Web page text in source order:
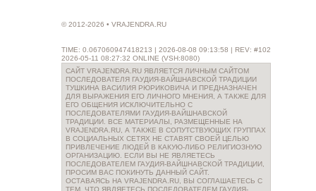
© 2012-2026 • VRAJENDRA.RU
TIME: 0.067060947418213 | 2026-08-08 09:13:58 | REV: #102
2026-05-11 08:27:32 ONLINE (VSH:8080)
САЙТ VRAJENDRA.RU ЯВЛЯЕТСЯ ЛИЧНЫМ САЙТОМ
ПОСЛЕДОВАТЕЛЯ ГАУДИЯ-ВАЙШНАВСКОЙ ТРАДИЦИИ
ТУШКИНА ВАСИЛИЯ РЮРИКОВИЧА И ПРЕДНАЗНАЧЕН
ДЛЯ ВЫРАЖЕНИЯ ЕГО ЛИЧНОГО МНЕНИЯ, А ТАКЖЕ ДЛЯ
ЕГО ОБЩЕНИЯ ИСКЛЮЧИТЕЛЬНО С
ПОСЛЕДОВАТЕЛЯМИ ГАУДИЯ-ВАЙШНАВСКОЙ
ТРАДИЦИИ. ВСЕ МАТЕРИАЛЫ, РАЗМЕЩЕННЫЕ НА
VRAJENDRA.RU, А ТАКЖЕ В СОПУТСТВУЮЩИХ ГРУППАХ
В СОЦИАЛЬНЫХ СЕТЯХ НЕ СТАВЯТ СВОЕЙ ЦЕЛЬЮ
ПРИВЛЕЧЕНИЕ ЛЮДЕЙ В КАКУЮ-ЛИБО РЕЛИГИОЗНУЮ
ОРГАНИЗАЦИЮ. ЕСЛИ ВЫ НЕ ЯВЛЯЕТЕСЬ
ПОСЛЕДОВАТЕЛЕМ ГАУДИЯ-ВАЙШНАВСКОЙ ТРАДИЦИИ,
ПРОСИМ ВАС ПОКИНУТЬ ДАННЫЙ САЙТ.
ОСТАВАЯСЬ НА VRAJENDRA.RU, ВЫ СОГЛАШАЕТЕСЬ С
ТЕМ, ЧТО ЯВЛЯЕТЕСЬ ПОСЛЕДОВАТЕЛЕМ ГАУДИЯ-